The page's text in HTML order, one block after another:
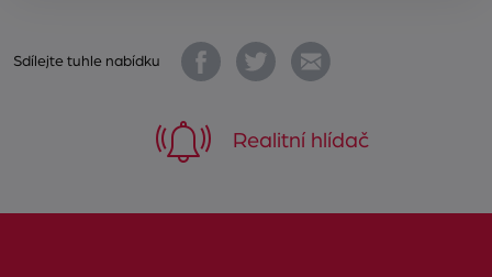
Sdílejte tuhle nabídku
Realitní hlídač